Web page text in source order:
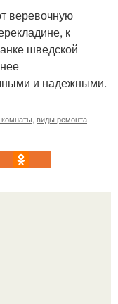
веревочную
к
шведской
и надежными.
виды ремонта